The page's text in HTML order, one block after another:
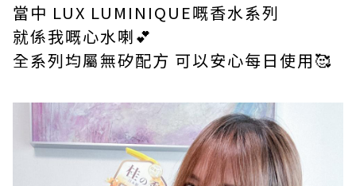
當中 LUX LUMINIQUE嘅香水系列
就係我嘅心水喇💕
全系列均屬無矽配方 可以安心每日使用🥰